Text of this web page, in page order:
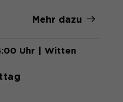
Mehr dazu
Uhr | Witten